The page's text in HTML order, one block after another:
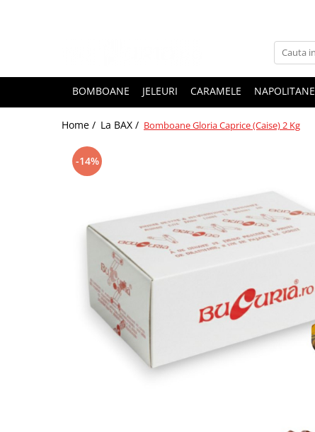
BOMBOANE JELEURI CARAMELE NAPOLITANE
Home / La BAX / Bomboane Gloria Caprice (Caise) 2 Kg
-14%